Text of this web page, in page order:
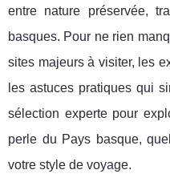
entre nature préservée,
basques. Pour ne rien
sites majeurs à visiter, les
les astuces pratiques qui
sélection experte pour
perle du Pays basque,
votre style de voyage.